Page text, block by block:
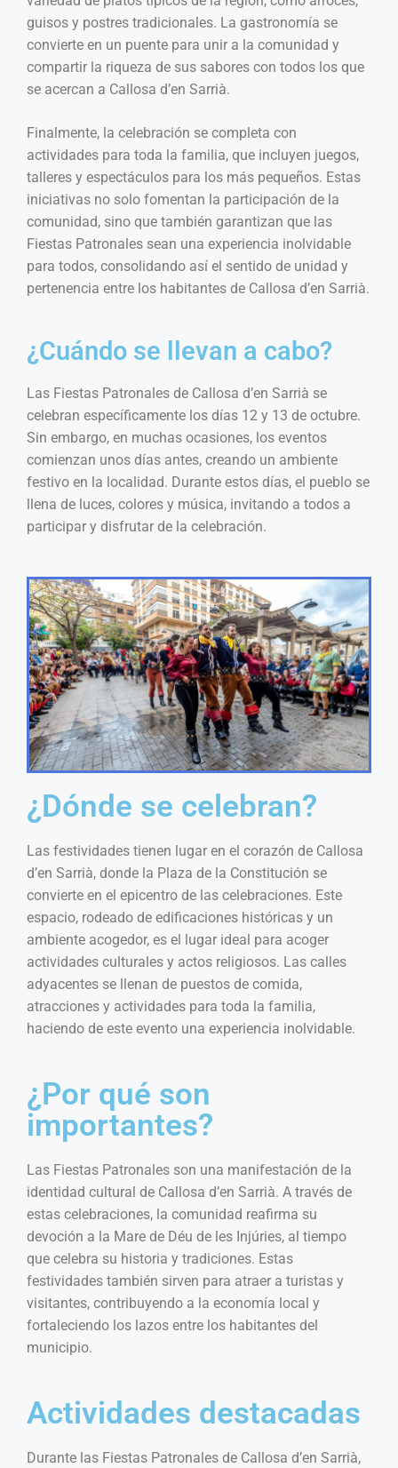
guisos y postres tradicionales. La gastronomía se
convierte en un puente para unir a la comunidad y
compartir la riqueza de sus sabores con todos los que
se acercan a Callosa d’en Sarrià.
Finalmente, la celebración se completa con
actividades para toda la familia, que incluyen juegos,
talleres y espectáculos para los más pequeños. Estas
iniciativas no solo fomentan la participación de la
comunidad, sino que también garantizan que las
Fiestas Patronales sean una experiencia inolvidable
para todos, consolidando así el sentido de unidad y
pertenencia entre los habitantes de Callosa d’en Sarrià.
¿Cuándo se llevan a cabo?
Las Fiestas Patronales de Callosa d’en Sarrià se
celebran específicamente los días 12 y 13 de octubre.
Sin embargo, en muchas ocasiones, los eventos
comienzan unos días antes, creando un ambiente
festivo en la localidad. Durante estos días, el pueblo se
llena de luces, colores y música, invitando a todos a
participar y disfrutar de la celebración.
¿Dónde se celebran?
Las festividades tienen lugar en el corazón de Callosa
d’en Sarrià, donde la Plaza de la Constitución se
convierte en el epicentro de las celebraciones. Este
espacio, rodeado de edificaciones históricas y un
ambiente acogedor, es el lugar ideal para acoger
actividades culturales y actos religiosos. Las calles
adyacentes se llenan de puestos de comida,
atracciones y actividades para toda la familia,
haciendo de este evento una experiencia inolvidable.
¿Por qué son
importantes?
Las Fiestas Patronales son una manifestación de la
identidad cultural de Callosa d’en Sarrià. A través de
estas celebraciones, la comunidad reafirma su
devoción a la Mare de Déu de les Injúries, al tiempo
que celebra su historia y tradiciones. Estas
festividades también sirven para atraer a turistas y
visitantes, contribuyendo a la economía local y
fortaleciendo los lazos entre los habitantes del
municipio.
Actividades destacadas
Durante las Fiestas Patronales de Callosa d’en Sarrià,